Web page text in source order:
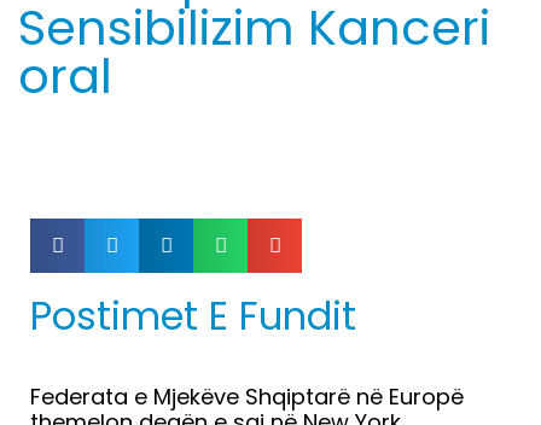
Sensibilizim Kanceri
oral
Postimet E Fundit
Federata e Mjekëve Shqiptarë në Europë